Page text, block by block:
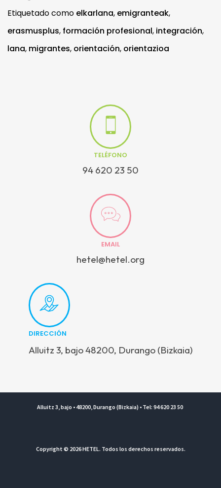
Etiquetado como elkarlana, emigranteak,
erasmusplus, formación profesional, integración,
lana, migrantes, orientación, orientazioa
TELÉFONO
94 620 23 50
EMAIL
hetel@hetel.org
DIRECCIÓN
Alluitz 3, bajo 48200, Durango (Bizkaia)
Alluitz 3, bajo • 48200, Durango (Bizkaia) • Tel: 94 620 23 50
Copyright © 2026 HETEL. Todos los derechos reservados.